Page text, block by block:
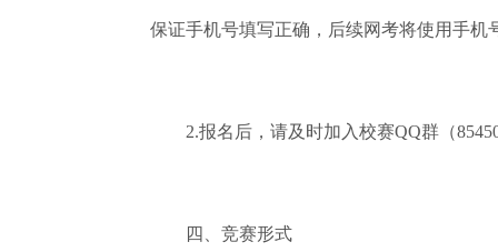
保证手机号填写正确，后续网考将使用手
2.报名后，请及时加入校赛QQ群（
四、竞赛形式